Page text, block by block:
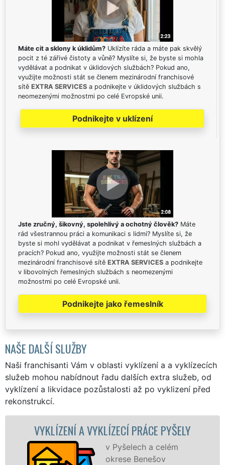
Máte cit a sklony k úklidům? Uklízíte ráda a máte pak skvělý
pocit z té zářivé čistoty a vůně? Myslíte si, že byste si mohla
vydělávat a podnikat v úklidových službách? Pokud ano,
využijte možnosti stát se členem mezinárodní franchisové
sítě EXTRA SERVICES a podnikejte v úklidových službách s
neomezenými možnostmi po celé Evropské unii.
Podnikejte v uklízení
Jste zručný, šikovný, spolehlivý a ochotný člověk? Máte
rád všestrannou práci a komunikaci s lidmi? Myslíte si, že
byste si mohl vydělávat a podnikat v řemeslných službách a
pracích? Pokud ano, využijte možnosti stát se členem
mezinárodní franchisové sítě EXTRA SERVICES a podnikejte
v libovolných řemeslných službách s neomezenými
možnostmi po celé Evropské unii.
Podnikejte jako řemeslník
NAŠE DALŠÍ SLUŽBY
Naši franchisanti Vám v oblasti vyklízení a a vyklízecích
služeb mohou nabídnout řadu dalších extra služeb, od
vyklízení a likvidace pozůstalosti až po vyklizení před
rekonstrukcí.
A VYKLÍZECÍ PRÁCE PYŠELY
v Pyšelech a celém
okrese Benešov